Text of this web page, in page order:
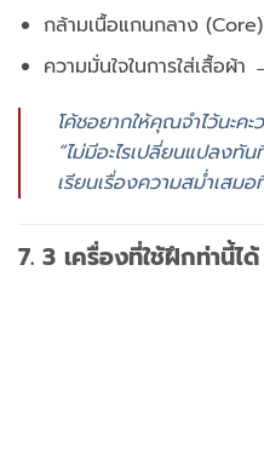
กล้ามเนื้อแกนกลาง
ความมั่นใจในการใส่เสื้อผ้
โค้ชอยากให้คุณจำไว้นะคะ
“ไม่มีอะไรเปลี่ยนแปลง
เรียนเรื่องความสม่ำเสม
7. 3 เครื่องที่ใช้ฝึกท่านี้ได้